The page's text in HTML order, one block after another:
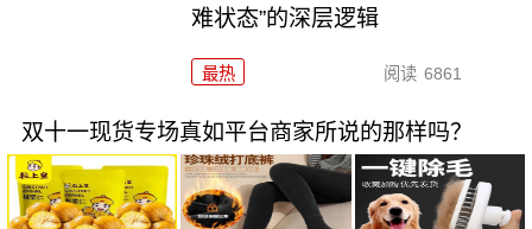
难状态”的深层逻辑
最热 阅读 6861
双十一现货专场真如平台商家所说的那样吗？